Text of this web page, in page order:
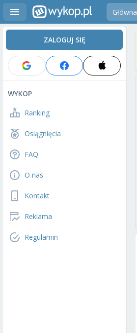
Główna
ZALOGUJ SIĘ
WYKOP
Ranking
Osiągnięcia
FAQ
O nas
Kontakt
Reklama
Regulamin